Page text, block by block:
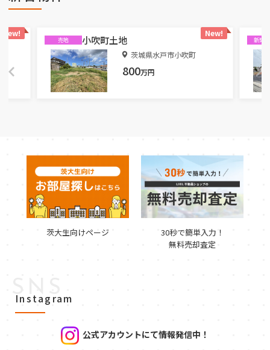
New! New!
売地 小吹町土地
茨城県水戸市小吹町
800万円
新築
茨大生向けページ
30秒で簡単入力！
無料売却査定
Instagram
公式アカウントにて情報発信中！